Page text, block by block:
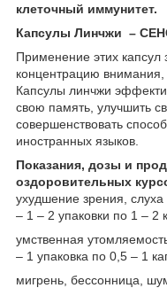
клеточный иммунитет.
Капсулы Линчжи –
Применение этих капсул
концентрацию внимания,
Капсулы линчжи
свою память, улучшить
совершенствовать
иностранных языков.
Показания, дозы и
оздоровительных
ухудшение зрения,
– 1 – 2 упаковки по 1 – 2
умственная
– 1 упаковка по 0,5 – 1
мигрень, бессонница,